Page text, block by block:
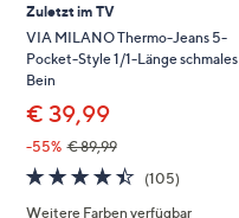
Zuletzt im TV
VIA MILANO Thermo-Jeans 5-
Pocket-Style 1/1-Länge schmales
Bein
€ 39,99
-55% € 89,99
4.4
von
5
(105)
Weitere Farben verfügbar